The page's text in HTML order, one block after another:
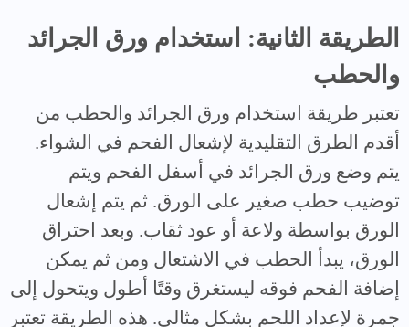
الطريقة الثانية: استخدام ورق الجرائد
والحطب
تعتبر طريقة استخدام ورق الجرائد والحطب من
أقدم الطرق التقليدية لإشعال الفحم في الشواء.
يتم وضع ورق الجرائد في أسفل الفحم ويتم
توضيب حطب صغير على الورق. ثم يتم إشعال
الورق بواسطة ولاعة أو عود ثقاب. وبعد احتراق
الورق، يبدأ الحطب في الاشتعال ومن ثم يمكن
إضافة الفحم فوقه ليستغرق وقتًا أطول ويتحول إلى
جمرة لإعداد اللحم بشكل مثالي. هذه الطريقة تعتبر